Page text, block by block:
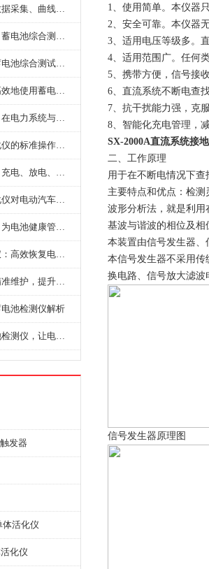
蓄电池充放检一体机数据采集、曲线分析与电池健康状态智能评估功能详解
蓄电池故障快速诊断：蓄电池综合测试仪判断落后电池的方法与标准
符合电力检测标准：蓄电池综合测试仪测试规范与精度校准方法详解
操作指南：如何安全高效地使用蓄电池智能活化仪？
蓄电池充放检一体机：在电力系统与储能设备中的创新应用，确保蓄电池性能与可靠性
蓄电池整组充放电活化仪的标准操作流程：从接线设置到充放电参数设定的安全规范
蓄电池充放检一体机：充电、放电、检测三功能集成设备
蓄电池整组充放电活化仪对电动汽车电池有帮助吗？
蓄电池充放检一体机：为电池健康管理提供一站式解决方案
智能蓄电池单体活化仪：高效恢复电池性能，延长蓄电池使用寿命
蓄电池智能活化仪：精准维护，提升电池健康状态
池检测仪解析
掌中宝！便携式蓄电池检测仪，让电池检测变得简单又快捷！
发器
体活化仪
化仪
1、使用简单。本仪器
2、安全可靠。本仪器
3、适用电压等级多。
4、适用范围广。任何
5、携带方便，信号接
6、直流系统不断电查
7、抗干扰能力强，克
8、智能化充电管理，
SX-2000A直流系统接
二、工作原理
用于在不断电情况下
主要特点和优点：检
波形分析法，就是利
基波与谐波的相位及
本装置由信号发生器
本信号发生器不采用
换电路、信号放大滤
信号发生器原理图